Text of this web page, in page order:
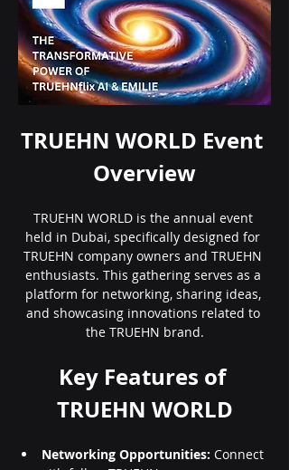
TRUEHN WORLD Event
Overview
TRUEHN WORLD is the annual event
held in Dubai, specifically designed for
TRUEHN company owners and TRUEHN
enthusiasts. This gathering serves as a
platform for networking, sharing ideas,
and showcasing innovations related to
the TRUEHN brand.
Key Features of
TRUEHN WORLD
Networking Opportunities: Connect